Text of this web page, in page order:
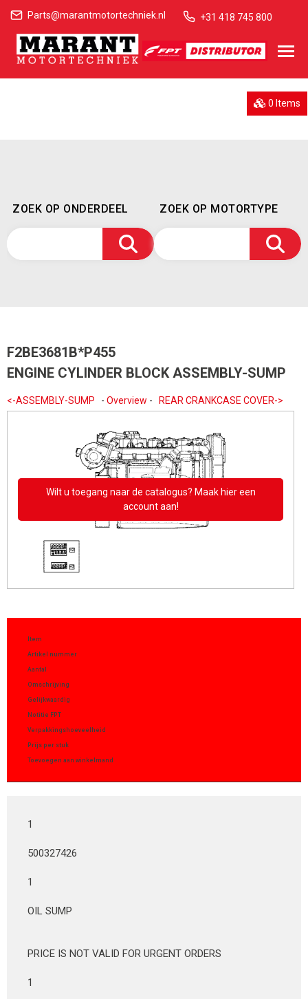
Parts@marantmotortechniek.nl +31 418 745 800
0 Items
ZOEK OP ONDERDEEL ZOEK OP MOTORTYPE
F2BE3681B*P455
ENGINE CYLINDER BLOCK ASSEMBLY-SUMP
<-ASSEMBLY-SUMP - Overview - REAR CRANKCASE COVER->
Wilt u toegang naar de catalogus? Maak hier een
account aan!
Item
Artikel nummer
Aantal
Omschrijving
Gelijkwaardig
Notitie FPT
Verpakkingshoeveelheid
Prijs per stuk
Toevoegen aan winkelmand
1
500327426
1
OIL SUMP
PRICE IS NOT VALID FOR URGENT ORDERS
1